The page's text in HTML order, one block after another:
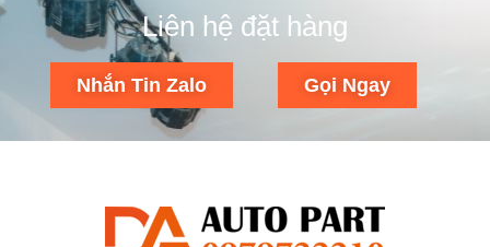
Liên hệ đặt hàng
Nhắn Tin Zalo Gọi Ngay